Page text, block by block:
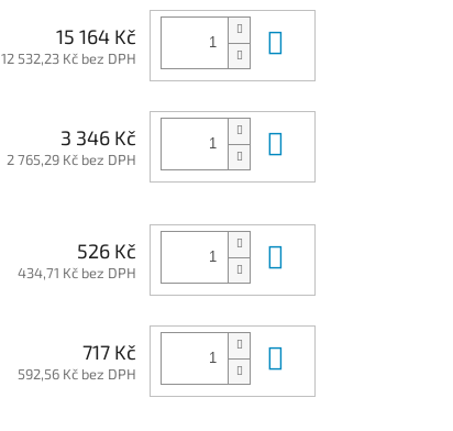
15 164 Kč
12 532,23 Kč bez DPH
3 346 Kč
2 765,29 Kč bez DPH
526 Kč
434,71 Kč bez DPH
717 Kč
592,56 Kč bez DPH